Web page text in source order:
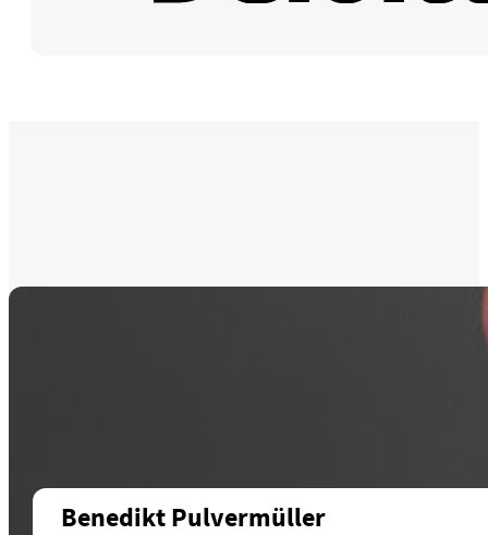
Benedikt Pulvermüller